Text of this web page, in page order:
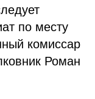
по месту
комиссар
Роман